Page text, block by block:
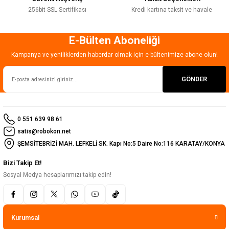
Gönder
256bit SSL Sertifikası Kredi kartına taksit ve havale
E-Bülten Aboneliği
Kampanya ve yeniliklerden haberdar olmak için e-bültenimize abone olun!
GÖNDER
0 551 639 98 61
satis@robokon.net
ŞEMSİTEBRİZİ MAH. LEFKELİ SK. Kapı No:5 Daire No:116 KARATAY/KONYA
Bizi Takip Et!
Sosyal Medya hesaplarımızı takip edin!
Kurumsal